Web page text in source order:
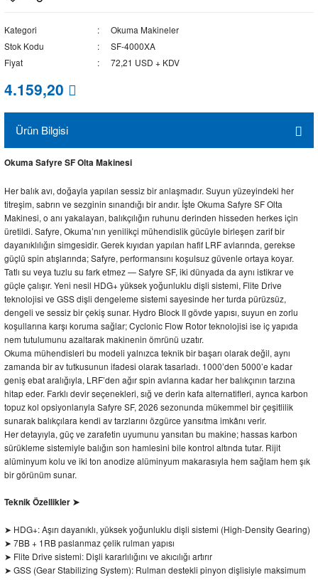
Kategori
Okuma Makineler
Stok Kodu
SF-4000XA
Fiyat
72,21 USD + KDV
4.159,20
Ürün Bilgisi
Okuma Safyre SF Olta Makinesi
Her balık avı, doğayla yapılan sessiz bir anlaşmadır. Suyun yüzeyindeki her
titreşim, sabrın ve sezginin sınandığı bir andır. İşte Okuma Safyre SF Olta
Makinesi, o anı yakalayan, balıkçılığın ruhunu derinden hisseden herkes için
üretildi. Safyre, Okuma’nın yenilikçi mühendislik gücüyle birleşen zarif bir
dayanıklılığın simgesidir. Gerek kıyıdan yapılan hafif LRF avlarında, gerekse
güçlü spin atışlarında; Safyre, performansını koşulsuz güvenle ortaya koyar.
Tatlı su veya tuzlu su fark etmez — Safyre SF, iki dünyada da aynı istikrar ve
güçle çalışır. Yeni nesil HDG+ yüksek yoğunluklu dişli sistemi, Flite Drive
teknolojisi ve GSS dişli dengeleme sistemi sayesinde her turda pürüzsüz,
dengeli ve sessiz bir çekiş sunar. Hydro Block II gövde yapısı, suyun en zorlu
koşullarına karşı koruma sağlar; Cyclonic Flow Rotor teknolojisi ise iç yapıda
nem tutulumunu azaltarak makinenin ömrünü uzatır.
Okuma mühendisleri bu modeli yalnızca teknik bir başarı olarak değil, aynı
zamanda bir av tutkusunun ifadesi olarak tasarladı. 1000’den 5000’e kadar
geniş ebat aralığıyla, LRF’den ağır spin avlarına kadar her balıkçının tarzına
hitap eder. Farklı devir seçenekleri, sığ ve derin kafa alternatifleri, ayrıca karbon
topuz kol opsiyonlarıyla Safyre SF, 2026 sezonunda mükemmel bir çeşitlilik
sunarak balıkçılara kendi av tarzlarını özgürce yansıtma imkânı verir.
Her detayıyla, güç ve zarafetin uyumunu yansıtan bu makine; hassas karbon
sürükleme sistemiyle balığın son hamlesini bile kontrol altında tutar. Rijit
alüminyum kolu ve iki ton anodize alüminyum makarasıyla hem sağlam hem şık
bir görünüm sunar.
Teknik Özellikler ➤
➤ HDG+: Aşırı dayanıklı, yüksek yoğunluklu dişli sistemi (High-Density Gearing)
➤ 7BB + 1RB paslanmaz çelik rulman yapısı
➤ Flite Drive sistemi: Dişli kararlılığını ve akıcılığı artırır
➤ GSS (Gear Stabilizing System): Rulman destekli pinyon dişlisiyle maksimum